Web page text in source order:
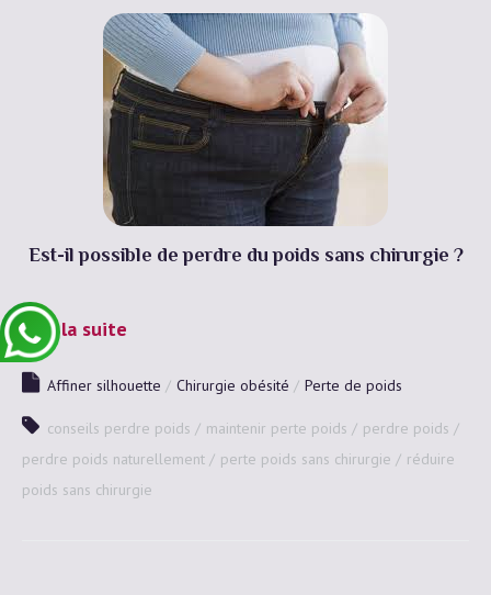
Est-il possible de perdre du poids sans chirurgie ?
Lire la suite
Affiner silhouette Chirurgie obésité Perte de poids
conseils perdre poids maintenir perte poids
perdre poids
perdre poids naturellement
perte poids sans chirurgie
réduire
poids sans chirurgie